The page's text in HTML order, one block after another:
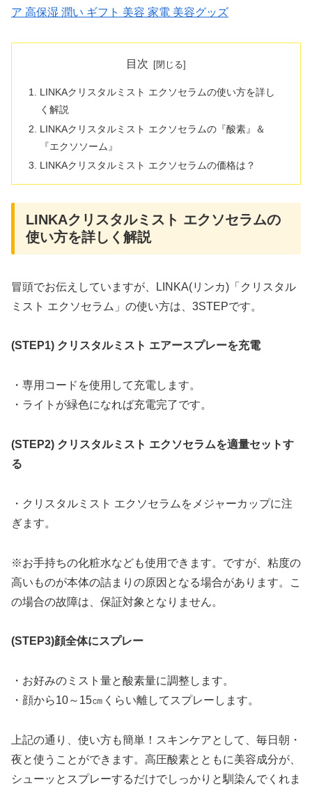
ア 高保湿 潤い ギフト 美容 家電 美容グッズ
目次
LINKAクリスタルミスト エクソセラムの使い方を詳し
く解説
LINKAクリスタルミスト エクソセラムの『酸素』＆
『エクソソーム』
LINKAクリスタルミスト エクソセラムの価格は？
LINKAクリスタルミスト エクソセラムの
使い方を詳しく解説
冒頭でお伝えしていますが、LINKA(リンカ)「クリスタル
ミスト エクソセラム」の使い方は、3STEPです。
(STEP1) クリスタルミスト エアースプレーを充電
・専用コードを使用して充電します。
・ライトが緑色になれば充電完了です。
(STEP2) クリスタルミスト エクソセラムを適量セットす
る
・クリスタルミスト エクソセラムをメジャーカップに注
ぎます。
※お手持ちの化粧水なども使用できます。ですが、粘度の
高いものが本体の詰まりの原因となる場合があります。こ
の場合の故障は、保証対象となりません。
(STEP3)顔全体にスプレー
・お好みのミスト量と酸素量に調整します。
・顔から10～15㎝くらい離してスプレーします。
上記の通り、使い方も簡単！スキンケアとして、毎日朝・
夜と使うことができます。高圧酸素とともに美容成分が、
シューッとスプレーするだけでしっかりと馴染んでくれま